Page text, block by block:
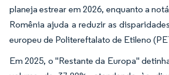
planeja estrear em 2026, enquanto a
Romênia ajuda a reduzir as
europeu de Politereftalato de Etileno
Em 2025, o "Restante da Europa"